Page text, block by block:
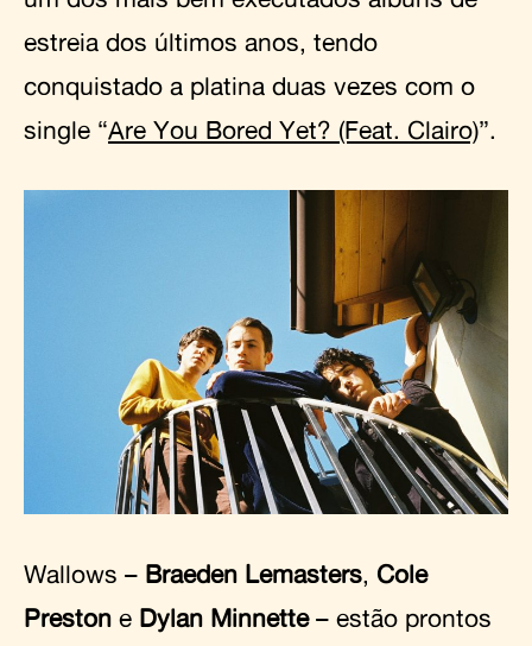
estreia dos últimos anos, tendo
conquistado a platina duas vezes com o
single “Are You Bored Yet? (Feat. Clairo)”.
Wallows – Braeden Lemasters, Cole
Preston e Dylan Minnette– estão prontos